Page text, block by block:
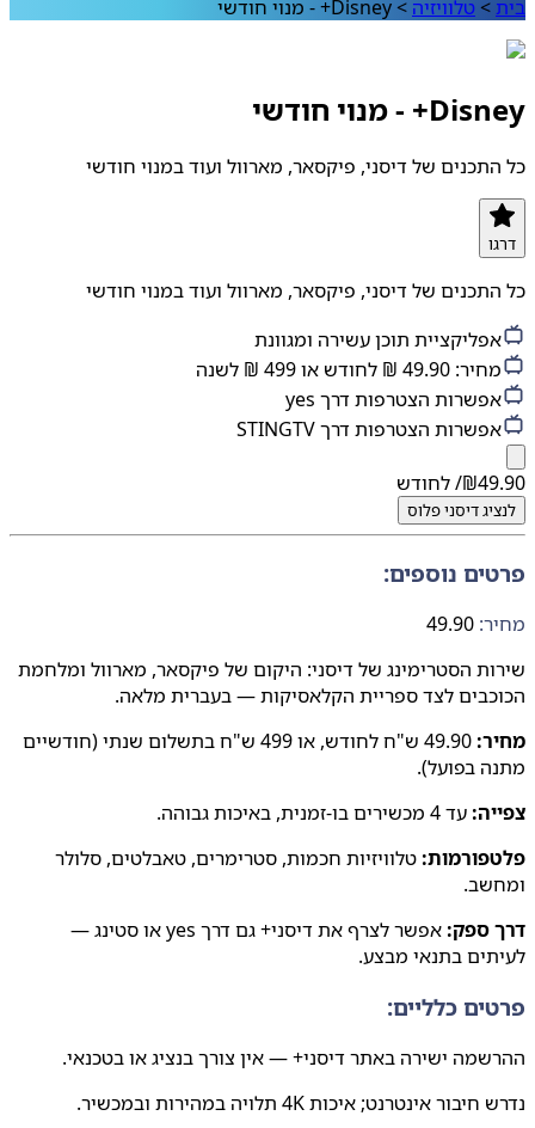
בית>טלוויזיה >Disney+ - מנוי חודשי
Disney+ - מנוי חודשי
כל התכנים של דיסני, פיקסאר, מארוול ועוד במנוי חודשי
דרגו
כל התכנים של דיסני, פיקסאר, מארוול ועוד במנוי חודשי
אפליקציית תוכן עשירה ומגוונת
מחיר: 49.90 ₪ לחודש או 499 ₪ לשנה
אפשרות הצטרפות דרך yes
אפשרות הצטרפות דרך STINGTV
₪49.90 / לחודש
לנציגדיסני פלוס
פרטים נוספים:
מחיר: 49.90
שירות הסטרימינג של דיסני: היקום של פיקסאר, מארוול ומלחמת
הכוכבים לצד ספריית הקלאסיקות — בעברית מלאה.
מחיר:
49.90 ש"ח לחודש, או 499 ש"ח בתשלום שנתי (חודשיים
מתנה בפועל).
צפייה: עד 4 מכשירים בו-זמנית, באיכות גבוהה.
פלטפורמות: טלוויזיות חכמות, סטרימרים, טאבלטים, סלולר
ומחשב.
דרך ספק:
אפשר לצרף את דיסני+ גם דרך yes או סטינג —
לעיתים בתנאי מבצע.
פרטים כלליים:
ההרשמה ישירה באתר דיסני+ — אין צורך בנציג או בטכנאי.
נדרש חיבור אינטרנט; איכות 4K תלויה במהירות ובמכשיר.